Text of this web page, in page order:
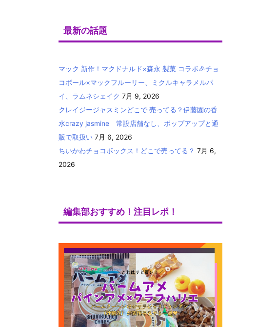
最新の話題
マック 新作！マクドナルド×森永 製菓 コラボ🎉チョ
コボール×マックフルーリー、ミクルキャラメルパ
イ、ラムネシェイク 7月 9, 2026
クレイジージャスミンどこで 売ってる？伊藤園の香
水crazy jasmine 常設店舗なし、ポップアップと通
販で取扱い 7月 6, 2026
ちいかわチョコボックス！どこで売ってる？ 7月 6,
2026
編集部おすすめ！注目レポ！